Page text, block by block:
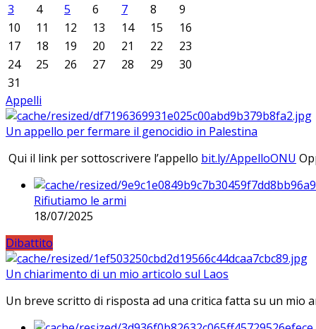
3
4 5 6 7 8
9
10
11 12 13 14 15
16
17
18 19 20 21 22
23
24
25 26 27 28 29
30
31
Appelli
Un appello per fermare il genocidio in Palestina
Qui il link per sottoscrivere l’appello bit.ly/AppelloONU
Rifiutiamo le armi
18/07/2025
Dibattito
Un chiarimento di un mio articolo sul Laos
Un breve scritto di risposta ad una critica fatta su un mio